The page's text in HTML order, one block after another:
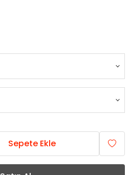
Sepete Ekle